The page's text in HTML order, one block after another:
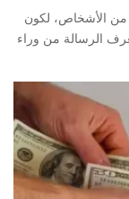
من الأشخاص، لكون
الرسالة من وراء